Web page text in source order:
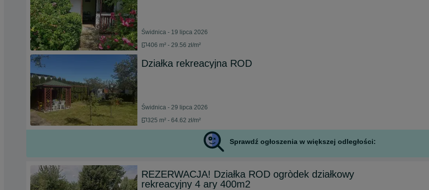
Świdnica - 19 lipca 2026
406 m² - 29.56 zł/m²
Działka rekreacyjna ROD
Świdnica - 29 lipca 2026
325 m² - 64.62 zł/m²
Sprawdź ogłoszenia w większej odległości:
REZERWACJA! Działka ROD ogròdek działkowy
rekreacyjny 4 ary 400m2